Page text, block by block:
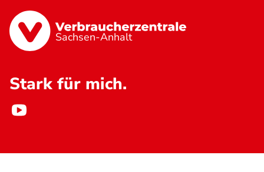
Sachsen-Anhalt
Stark für mich.